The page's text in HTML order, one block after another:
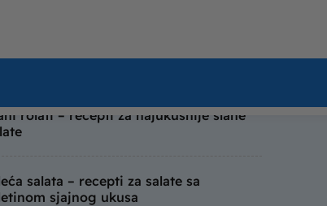
rolati – recepti za najukusnije slane
salata – recepti za salate sa
sjajnog ukusa